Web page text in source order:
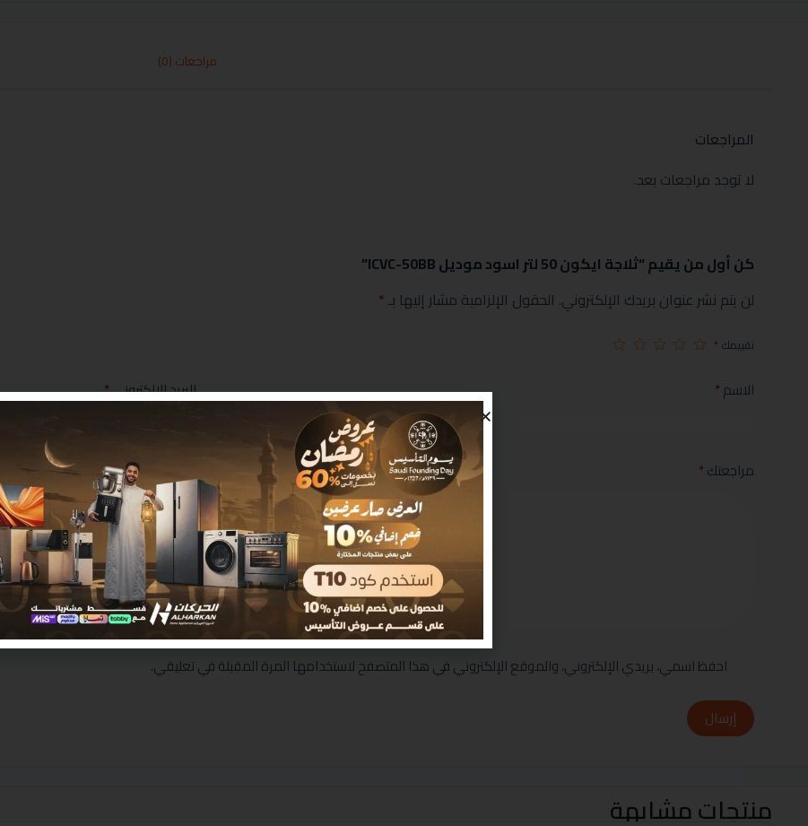
مراجعات (0)
المراجعات
لا توجد مراجعات بعد.
كن أول من يقيم “ثلاجة ايكون 50 لتر اسود موديل ICVC-50BB”
لن يتم نشر عنوان بريدك الإلكتروني. الحقول الإلزامية مشار إليها بـ*
تقييمك *
الاسم* البريد الإلكتروني*
مراجعتك*
احفظ اسمي، بريدي الإلكتروني، والموقع الإلكتروني في هذا المتصفح لاستخدامها المرة المقبلة في تعليقي.
إرسال
منتجات مشابهة